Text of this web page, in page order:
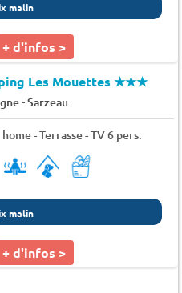
malin
+ d'infos >
Les Mouettes★★★
-Sarzeau
- Terrasse - TV 6 pers.
malin
+ d'infos >